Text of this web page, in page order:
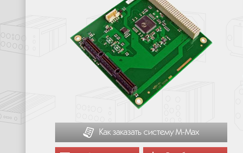
Как заказать систему М-Мах